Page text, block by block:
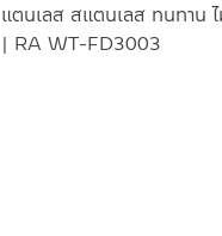
แตนเลส สแตนเลส ทนทาน
| RA WT-FD3003